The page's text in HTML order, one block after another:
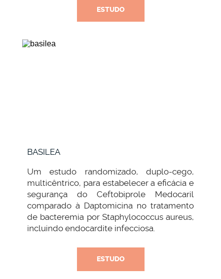
ESTUDO
BASILEA
Um estudo randomizado, duplo-cego,
multicêntrico, para estabelecer a eficácia e
segurança do Ceftobiprole Medocaril
comparado à Daptomicina no tratamento
de bacteremia por Staphylococcus aureus,
incluindo endocardite infecciosa.
ESTUDO